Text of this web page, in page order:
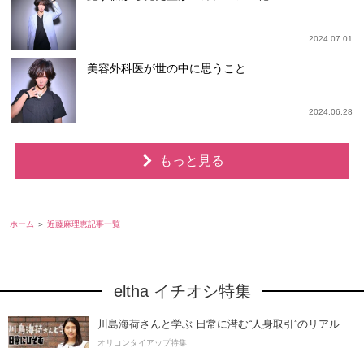
2024.07.01
美容外科医が世の中に思うこと
2024.06.28
もっと見る
ホーム 近藤麻理恵記事一覧
eltha イチオシ特集
川島海荷さんと学ぶ 日常に潜む“人身取引”のリアル
オリコンタイアップ特集